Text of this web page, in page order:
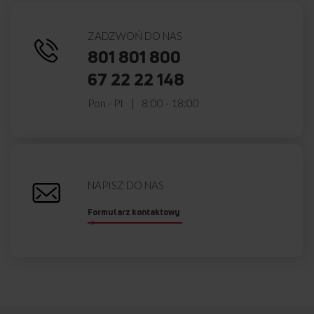
ZADZWOŃ DO NAS
801 801 800
67 22 22 148
Pon - Pt 8:00 - 18:00
NAPISZ DO NAS
Formularz kontaktowy